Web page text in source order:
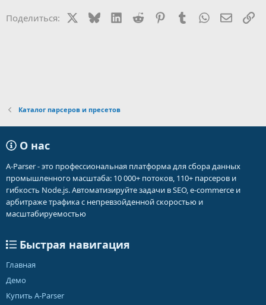
Поделиться: BlueskyLinkedIn
Reddit PinterestTumblr WhatsApp
Каталог парсеров и пресетов
О нас
A-Parser - это профессиональная платформа для сбора данных
промышленного масштаба: 10 000+ потоков, 110+ парсеров и
гибкость Node.js. Автоматизируйте задачи в SEO, e-commerce и
арбитраже трафика с непревзойденной скоростью и
масштабируемостью
Быстрая навигация
Главная
Демо
Купить A-Parser